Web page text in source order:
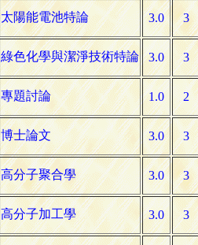
太陽能電池特論 3.0 3
綠色化學與潔淨技術特論 3.0 3
專題討論 1.0 2
博士論文 3.0 3
高分子聚合學 3.0 3
高分子加工學 3.0 3